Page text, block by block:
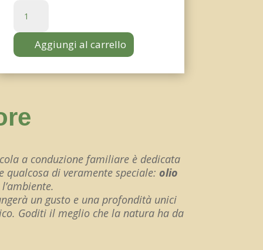
140,00€.
Italiano
in
Box
quantità
Aggiungi al carrello
a conduzione familiare è dedicata
di veramente speciale: olio
un gusto e una profondità unici
Goditi il meglio che la natura ha da